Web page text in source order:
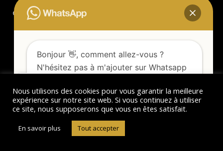
Grand marabout à Niort
Marabout Voyant à Angoulême
Maraboutage et Désenvoûtement à Périgueux
Marabout Mont-de-Marsan
Marabout à Carcassonne
Marabout à Tarbes
Un Marabout à Agen
Marabout Guérisseur à La Roche-sur-Yon
Voyant Marabout à Rochefort
Grand marabout à Tulle
Marabout Médium n°1 à Foix
Marabout Voyant n°1 à Pau
Nous utilisons des cookies pour vous garantir la meilleure
expérience sur notre site web. Si vous continuez à utiliser
ce site, nous supposerons que vous en êtes satisfait.
En savoir plus Tout accepter
Bonjour 👋, comment allez-vous ?
N'hésitez pas à m'ajouter sur Whatsapp
Ouvrir le Tchat !